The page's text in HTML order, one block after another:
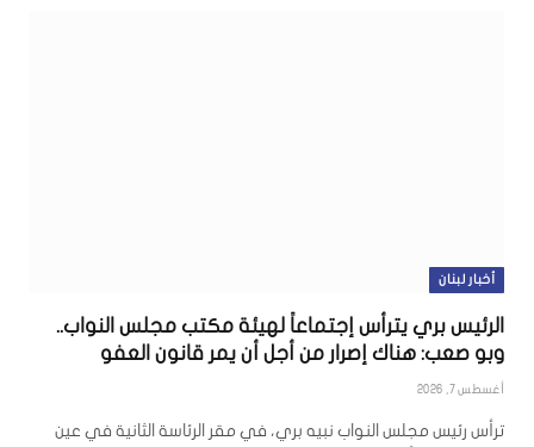
أخبار لبنان
الرئيس بري يترأس إجتماعاً لهيئة مكتب مجلس النواب..
وبو صعب: هناك إصرار من أجل أن يمر قانون العفو
أغسطس 7, 2026
ترأس رئيس مجلس النواب نبيه بري، في مقر الرئاسة الثانية في عين